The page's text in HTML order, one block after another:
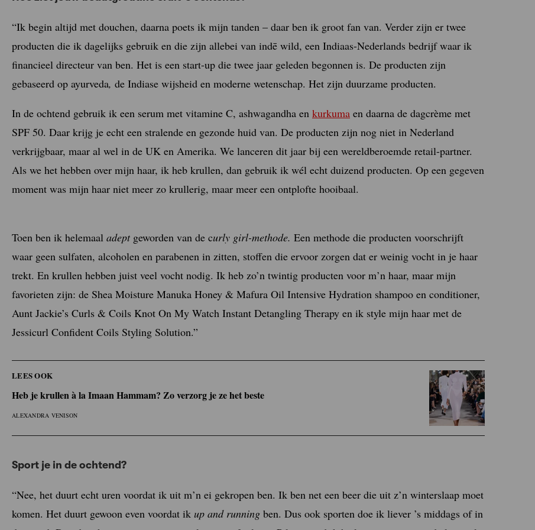
“Ik begin altijd met douchen, daarna poets ik mijn tanden – daar ben ik groot fan van. Verder zijn er twee
producten die ik dagelijks gebruik en die zijn allebei van indē wild, een Indiaas-Nederlands bedrijf waar ik
financieel directeur van ben. Het is een start-up die twee jaar geleden begonnen is. De producten zijn
gebaseerd op ayurveda, de Indiase wijsheid en moderne wetenschap. Het zijn duurzame producten.
In de ochtend gebruik ik een serum met vitamine C, ashwagandha en kurkuma en daarna de dagcrème met
SPF 50. Daar krijg je echt een stralende en gezonde huid van. De producten zijn nog niet in Nederland
verkrijgbaar, maar al wel in de UK en Amerika. We lanceren dit jaar bij een wereldberoemde retail-partner.
Als we het hebben over mijn haar, ik heb krullen, dan gebruik ik wél echt duizend producten. Op een gegeven
moment was mijn haar niet meer zo krullerig, maar meer een ontplofte hooibaal.
Toen ben ik helemaal adeptgeworden van de curly girl-methode. Een methode die producten voorschrijft
waar geen sulfaten, alcoholen en parabenen in zitten, stoffen die ervoor zorgen dat er weinig vocht in je haar
trekt. En krullen hebben juist veel vocht nodig. Ik heb zo’n twintig producten voor m’n haar, maar mijn
favorieten zijn: de Shea Moisture Manuka Honey & Mafura Oil Intensive Hydration shampoo en conditioner,
Aunt Jackie’s Curls & Coils Knot On My Watch Instant Detangling Therapy en ik style mijn haar met de
Jessicurl Confident Coils Styling Solution.”
LEES OOK
Heb je krullen à la Imaan Hammam? Zo verzorg je ze het beste
ALEXANDRA VENISON
Sport je in de ochtend?
“Nee, het duurt echt uren voordat ik uit m’n ei gekropen ben. Ik ben net een beer die uit z’n winterslaap moet
komen. Het duurt gewoon even voordat ik up and running ben. Dus ook sporten doe ik liever ’s middags of in